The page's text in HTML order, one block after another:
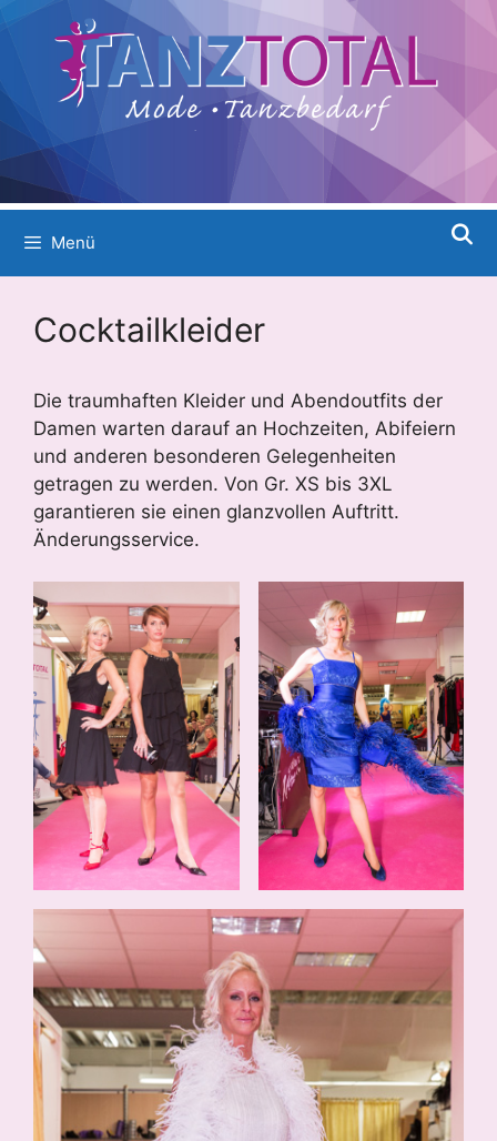
Menü
Cocktailkleider
Die traumhaften Kleider und Abendoutfits der
Damen warten darauf an Hochzeiten, Abifeiern
und anderen besonderen Gelegenheiten
getragen zu werden. Von Gr. XS bis 3XL
garantieren sie einen glanzvollen Auftritt.
Änderungsservice.